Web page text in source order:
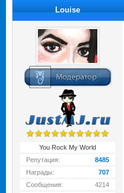
Louise
You Rock My World
Репутация:
8485
Награды:
707
Сообщения:
4214